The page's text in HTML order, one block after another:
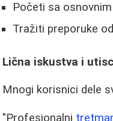
Početi sa
Tražiti preporuke
Lična iskustva i
Mnogi korisnici dele
"Profesionalni